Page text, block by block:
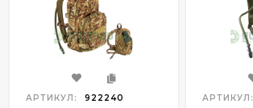
АРТИКУЛ: 922240 АРТИКУЛ: